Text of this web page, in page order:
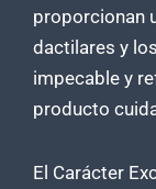
proporcionan
dactilares y
impecable y
producto
El Carácter